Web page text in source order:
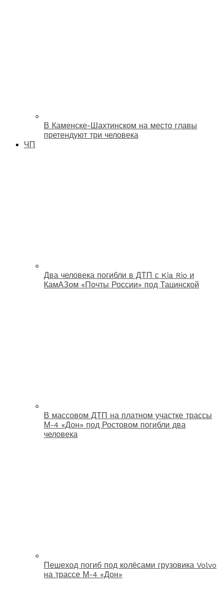
В Каменске-Шахтинском на место главы
претендуют три человека
ЧП
Два человека погибли в ДТП с Kia Rio и
КамАЗом «Почты России» под Тацинской
В массовом ДТП на платном участке трассы
М-4 «Дон» под Ростовом погибли два
человека
Пешеход погиб под колёсами грузовика Volvo
на трассе М-4 «Дон»